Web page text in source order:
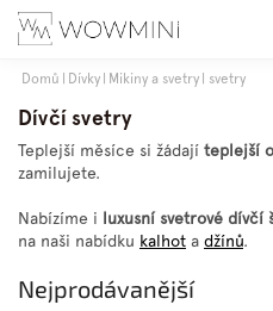
Přejít
Sales
Chlapci
Celý
Domů Dívky Mikiny a svetry svetry
Dívčí svetry
Teplejší měsíce si žádají teplejší
zamilujete.
Nabízíme i luxusní svetrové dívčí
na naši nabídku kalhot a džínů.
Nejprodávanější